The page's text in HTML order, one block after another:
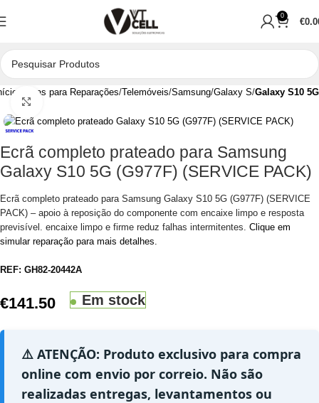
0
€
Peças para Reparações Telemóveis Samsung Galaxy S Galaxy S10 5G
Ecrã completo prateado para Samsung
Galaxy S10 5G (G977F) (SERVICE PACK)
Ecrã completo prateado para Samsung Galaxy S10 5G (G977F) (SERVICE
PACK) – apoio à reposição do componente com encaixe limpo e resposta
previsível. encaixe limpo e firme reduz falhas intermitentes. Clique em
simular reparação para mais detalhes.
REF: GH82-20442A
€141.50 Em stock
⚠️ ATENÇÃO: Produto exclusivo para compra
online com envio por correio. Não são
realizadas entregas, levantamentos ou